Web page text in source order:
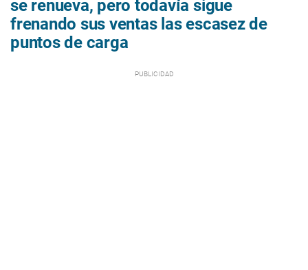
se renueva, pero todavía sigue
frenando sus ventas las escasez de
puntos de carga